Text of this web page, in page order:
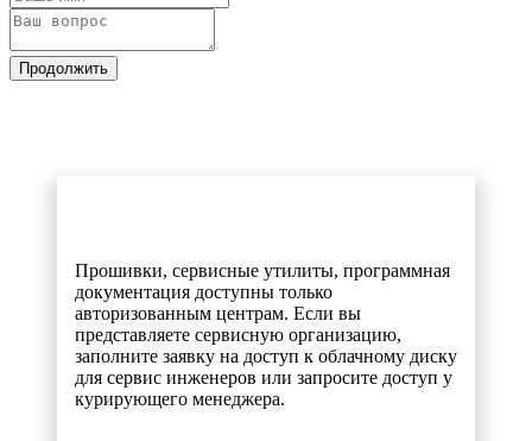
Продолжить
Прошивки, сервисные утилиты, программная
документация доступны только
авторизованным центрам. Если вы
представляете сервисную организацию,
заполните заявку на доступ к облачному диску
для сервис инженеров или запросите доступ у
курирующего менеджера.